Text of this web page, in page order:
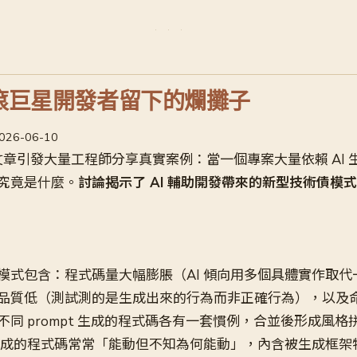
巨星開發者留下的爛攤子
06-10
引發大量工程師分享真實案例：當一個專案大量依賴 AI
竟是什麼。 討論揭示了 AI 輔助開發帶來的新型技術債模式
式包含：程式碼量大幅膨脹（AI 傾向用多個具體實作取
質低（測試測的是生成出來的行為而非正確行為），以及
prompt 生成的程式碼各有一套慣例，合並後形成風格
的程式碼常常「能動但不知為何能動」，內含被生成框